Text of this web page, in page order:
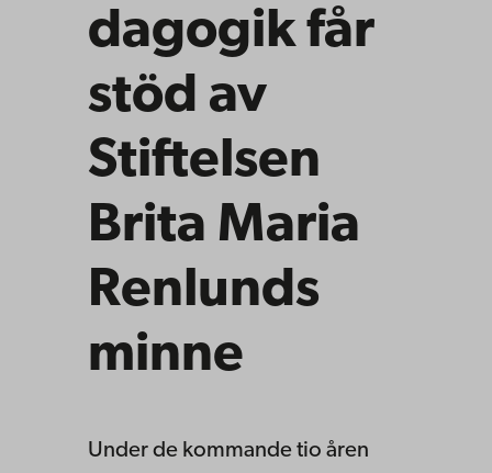
dagogik får
stöd av
Stiftelsen
Brita Maria
Renlunds
minne
Under de kommande tio åren